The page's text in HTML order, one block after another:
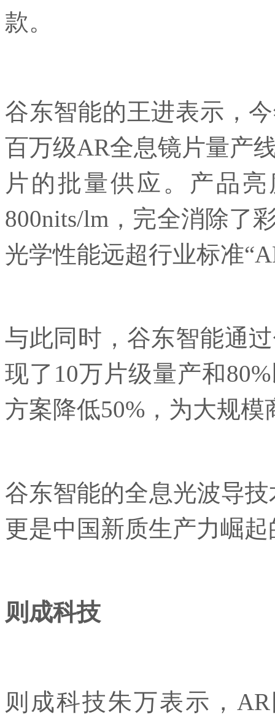
款。
谷东智能的王进表示，
百万级AR全息镜片量产
片的批量供应。产品
800nits/lm，完全消除了
光学性能远超行业标准
与此同时，谷东智能通
现了10万片级量产和
方案降低50%，为大规
谷东智能的全息光波导
更是中国新质生产力崛
则成科技
则成科技朱万表示，